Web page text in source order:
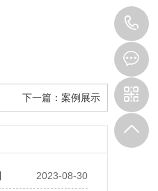
下一篇： 案例展示
2023-08-30